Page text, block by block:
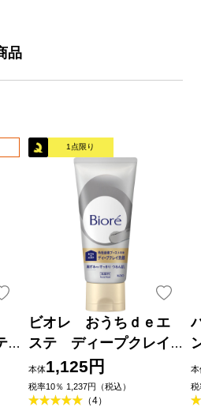
品
1点限り
ビオレ おうちｄｅエ
ステ ディープクレイ
洗顔 １８０ｇ 花王
本体1,125円
税率10％ 1,237円（税込）
（4）
本
税